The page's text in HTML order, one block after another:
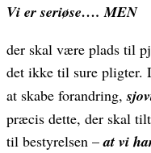
Vi er seriøse…. MEN
der skal være plads til
det ikke til sure
at skabe forandring,
præcis dette, der skal
til bestyrelsen –at vi